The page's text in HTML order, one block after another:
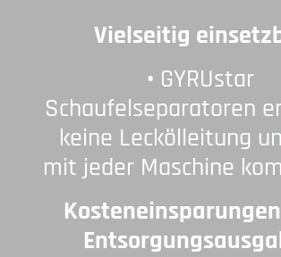
Vielseitig
• GYRUstar
Schaufelseparatoren
keine Leckölleitung
mit jeder Maschine